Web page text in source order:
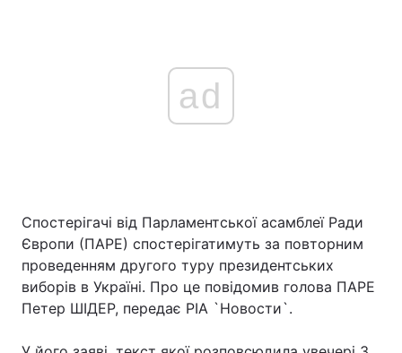
ad
Спостерігачі від Парламентської асамблеї Ради
Європи (ПАРЕ) спостерігатимуть за повторним
проведенням другого туру президентських
виборів в Україні. Про це повідомив голова ПАРЕ
Петер ШІДЕР, передає РІА `Новости`.